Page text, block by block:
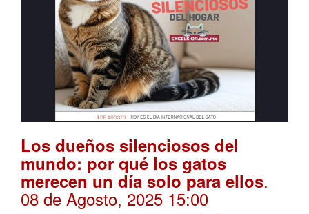
Los dueños silenciosos del
mundo: por qué los gatos
merecen un día solo para ellos.
08 de Agosto, 2025 15:00